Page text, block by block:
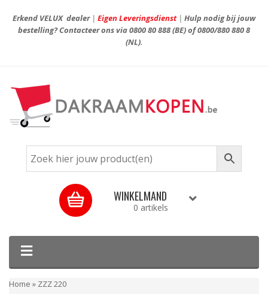
Erkend VELUX dealer| Eigen Leveringsdienst| Hulp nodig bij jouw
bestelling? Contacteer ons via0800 80 888(BE) of0800/880 880 8
(NL).
WINKELMAND
0 artikels
Home » ZZZ 220